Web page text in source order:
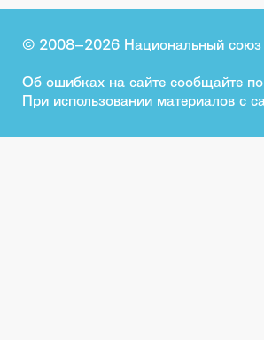
© 2008–2026 Национальный союз
Об ошибках на сайте сообщайте
При использовании материалов с